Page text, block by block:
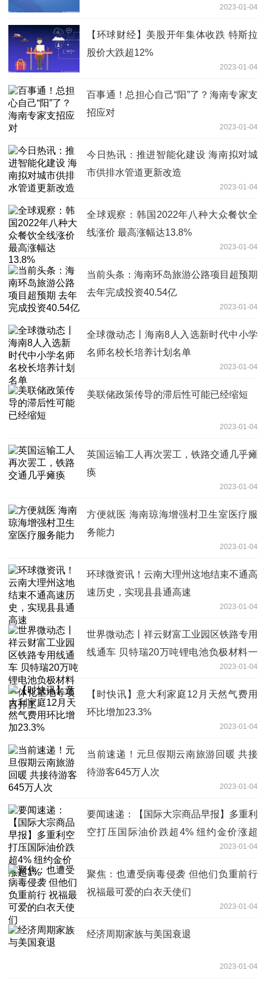
2023-01-04
【环球财经】美股开年集体收跌 特斯拉
股价大跌超12%
2023-01-04
百事通！总担心自己“阳”了？海南专家支
招应对
2023-01-04
今日热讯：推进智能化建设 海南拟对城
市供排水管道更新改造
2023-01-04
全球观察：韩国2022年八种大众餐饮全
线涨价 最高涨幅达13.8%
2023-01-04
当前头条：海南环岛旅游公路项目超预期
去年完成投资40.54亿
2023-01-04
全球微动态丨海南8人入选新时代中小学
名师名校长培养计划名单
2023-01-04
美联储政策传导的滞后性可能已经缩短
2023-01-04
英国运输工人再次罢工，铁路交通几乎瘫
痪
2023-01-04
方便就医 海南琼海增强村卫生室医疗服
务能力
2023-01-04
环球微资讯！云南大理州这地结束不通高
速历史，实现县县通高速
2023-01-04
世界微动态丨祥云财富工业园区铁路专用
线通车 贝特瑞20万吨锂电池负极材料一
2023-01-04
【时快讯】意大利家庭12月天然气费用
环比增加23.3%
2023-01-04
当前速递！元旦假期云南旅游回暖 共接
待游客645万人次
2023-01-04
要闻速递：【国际大宗商品早报】多重利
空打压国际油价跌超4% 纽约金价涨超
2023-01-04
聚焦：也遭受病毒侵袭 但他们负重前行
祝福最可爱的白衣天使们
2023-01-04
经济周期家族与美国衰退
2023-01-04